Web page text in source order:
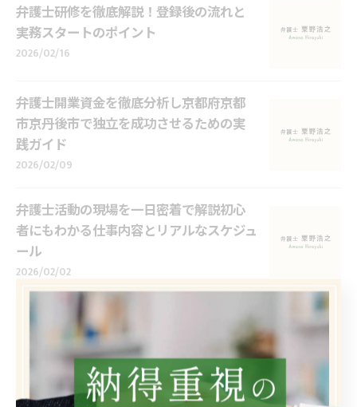
弁護士研修を徹底解説！登録後の流れと
実務スタートのポイント
2026/02/16
弁護士開業資金を徹底分析し京都府京都
市京丹後市で独立を成功させるための実
践ガイド
2026/02/09
弁護士活動の現場を一日密着で解説初心
者にもわかる仕事内容とリアルなスケジュ
ール
2026/02/02
弁護士エージェント選びで知っておきたい
京都府京都市向日市の安心ポイント
2026/01/26